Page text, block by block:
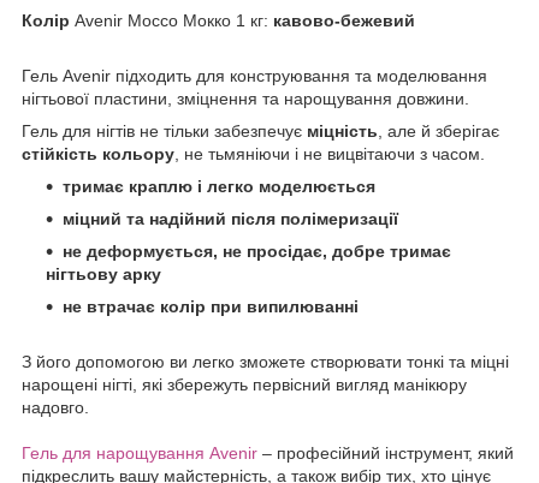
Колір Avenir Mocco Мокко 1 кг: кавово-бежевий
Гель Avenir підходить для конструювання та моделювання
нігтьової пластини, зміцнення та нарощування довжини.
Гель для нігтів не тільки забезпечує міцність, але й зберігає
стійкість кольору, не тьмяніючи і не вицвітаючи з часом.
тримає краплю і легко моделюється
міцний та надійний після полімеризації
не деформується, не просідає, добре тримає
нігтьову арку
не втрачає колір при випилюванні
З його допомогою ви легко зможете створювати тонкі та міцні
нарощені нігті, які збережуть первісний вигляд манікюру
надовго.
Гель для нарощування Avenir – професійний інструмент, який
підкреслить вашу майстерність, а також вибір тих, хто цінує